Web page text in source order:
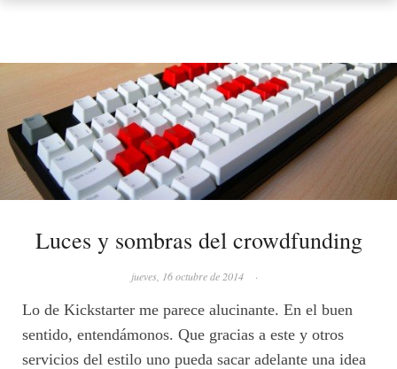
Luces y sombras del crowdfunding
jueves, 16 octubre de 2014 ·
Lo de Kickstarter me parece alucinante. En el buen
sentido, entendámonos. Que gracias a este y otros
servicios del estilo uno pueda sacar adelante una idea